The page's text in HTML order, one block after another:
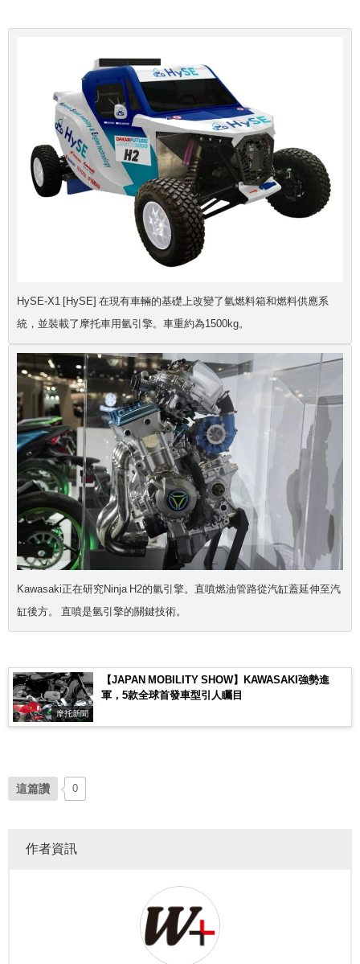
HySE-X1 [HySE] 在現有車輛的基礎上改變了氫燃料箱和燃料供應系
統，並裝載了摩托車用氫引擎。車重約為1500kg。
Kawasaki正在研究Ninja H2的氫引擎。直噴燃油管路從汽缸蓋延伸至汽
缸後方。 直噴是氫引擎的關鍵技術。
摩托新聞
【JAPAN MOBILITY SHOW】KAWASAKI強勢進
軍，5款全球首發車型引人矚目
這篇讚 0
作者資訊